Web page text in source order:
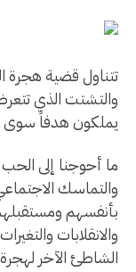
تتناول قضية هجرة
والتشتت الذي
يملكون هدفاً سوى
ما أحوجنا إلى
والتماسك
بأنفسهم
والانقلابات
الشاطئ الآخر